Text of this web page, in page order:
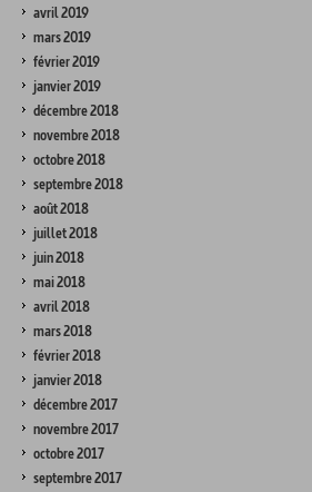
avril 2019
mars 2019
février 2019
janvier 2019
décembre 2018
novembre 2018
octobre 2018
septembre 2018
août 2018
juillet 2018
juin 2018
mai 2018
avril 2018
mars 2018
février 2018
janvier 2018
décembre 2017
novembre 2017
octobre 2017
septembre 2017